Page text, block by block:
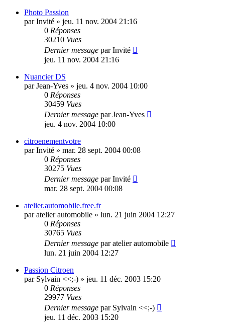
Photo Passion
parInvité » jeu. 11 nov. 2004 21:16
0 Réponses
30210 Vues
Dernier message parInvité
jeu. 11 nov. 2004 21:16
Nuancier DS
parJean-Yves » jeu. 4 nov. 2004 10:00
0 Réponses
30459 Vues
Dernier message parJean-Yves
jeu. 4 nov. 2004 10:00
citroenementvotre
parInvité » mar. 28 sept. 2004 00:08
0 Réponses
30275 Vues
Dernier message parInvité
mar. 28 sept. 2004 00:08
atelier.automobile.free.fr
paratelier automobile » lun. 21 juin 2004 12:27
0 Réponses
30765 Vues
Dernier message paratelier automobile
lun. 21 juin 2004 12:27
Passion Citroen
par Sylvain <<;-) » jeu. 11 déc. 2003 15:20
0 Réponses
29977 Vues
Dernier message par Sylvain <<;-)
jeu. 11 déc. 2003 15:20